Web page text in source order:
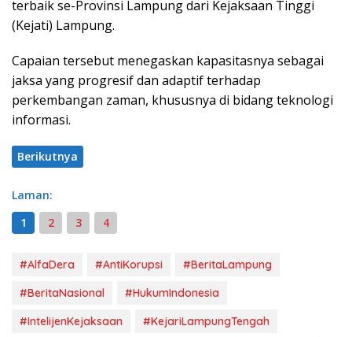
terbaik se-Provinsi Lampung dari Kejaksaan Tinggi
(Kejati) Lampung.
Capaian tersebut menegaskan kapasitasnya sebagai
jaksa yang progresif dan adaptif terhadap
perkembangan zaman, khususnya di bidang teknologi
informasi.
Berikutnya
Laman:
1
2 3 4
#AlfaDera #AntiKorupsi
#BeritaLampung
#BeritaNasional
#HukumIndonesia
#IntelijenKejaksaan
#KejariLampungTengah